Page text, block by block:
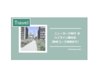
Travel